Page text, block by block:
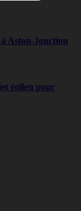
Aston-Jonction
éolien pour